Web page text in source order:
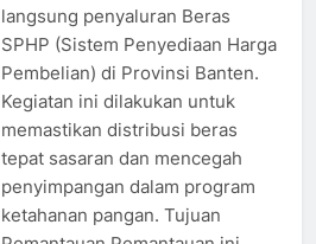
langsung penyaluran Beras
SPHP (Sistem Penyediaan Harga
Pembelian) di Provinsi Banten.
Kegiatan ini dilakukan untuk
memastikan distribusi beras
tepat sasaran dan mencegah
penyimpangan dalam program
ketahanan pangan. Tujuan